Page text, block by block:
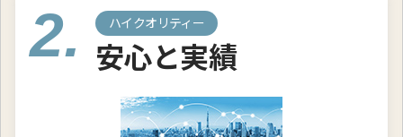
2. ハイクオリティー
安心と実績